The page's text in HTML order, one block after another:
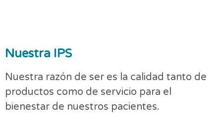
Nuestra IPS
Nuestra razón de ser es la calidad tanto de
productos como de servicio para el
bienestar de nuestros pacientes.